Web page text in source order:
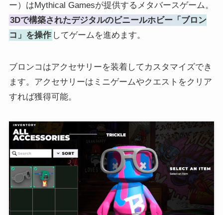
ー）はMythical Gamesが提供するメタバースゲーム。
3Dで構築されたデジタルのビニールホビー「ブロン
コ」を操作 してゲームを進めます。
ブロンコはアクセサリーを装着してカスタマイズでき
ます。アクセサリーは​​ミニゲームやクエストをクリア
すれば獲得可能。